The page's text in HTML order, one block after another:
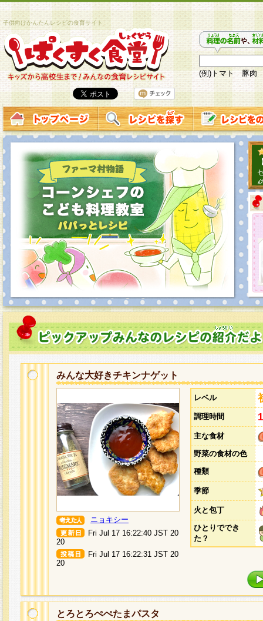
子供向けかんたんレシピの食育サイト
(例)トマト 豚肉
みんな大好きチキンナゲット
ニョキシー
Fri Jul 17 16:22:40 JST 20
20
Fri Jul 17 16:22:31 JST 20
20
レベル
調理時間
主な食材
野菜の食材の色
種類
季節
火と包丁
ひとりででき
た？
とろとろぺぺたまパスタ